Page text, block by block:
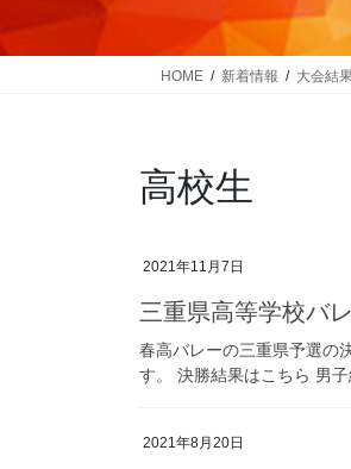
HOME 新着情報 大会結
高校生
2021年11月7日
三重県高等学校バ
春高バレーの三重県予選の
す。 決勝結果はこちら 男
2021年8月20日